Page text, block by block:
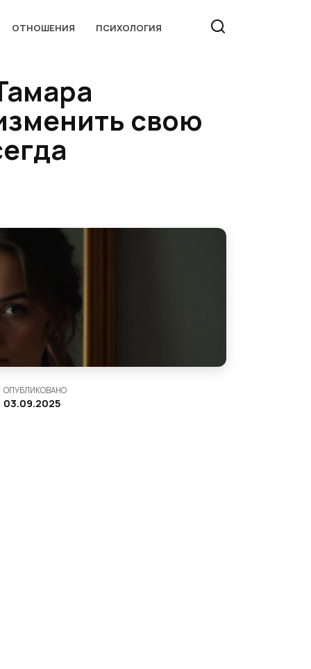
ОТНОШЕНИЯ ПСИХОЛОГИЯ
свою
ОПУБЛИКОВАНО
03.09.2025